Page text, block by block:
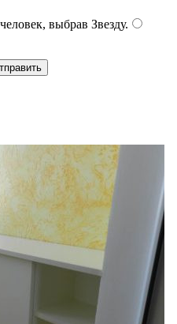
выбрав Звезду.